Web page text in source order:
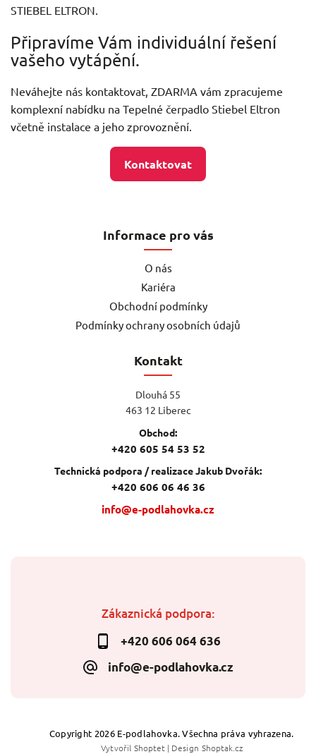
STIEBEL ELTRON.
Připravíme Vám individuální řešení
vašeho vytápění.
Neváhejte nás kontaktovat, ZDARMA vám zpracujeme
komplexní nabídku na Tepelné čerpadlo Stiebel Eltron
včetně instalace a jeho zprovoznění.
Kontaktovat
Zákaznická podpora:
+420 606 064 636
info@e-podlahovka.cz
Informace pro vás
O nás
Kariéra
Obchodní podmínky
Podmínky ochrany osobních údajů
Kontakt
Dlouhá 55
463 12 Liberec
Obchod:
+420 605 54 53 52
Technická podpora / realizace Jakub Dvořák:
+420 606 06 46 36
info@e-podlahovka.cz
Copyright 2026 E-podlahovka. Všechna práva vyhrazena.
Vytvořil Shoptet| Design Shoptak.cz